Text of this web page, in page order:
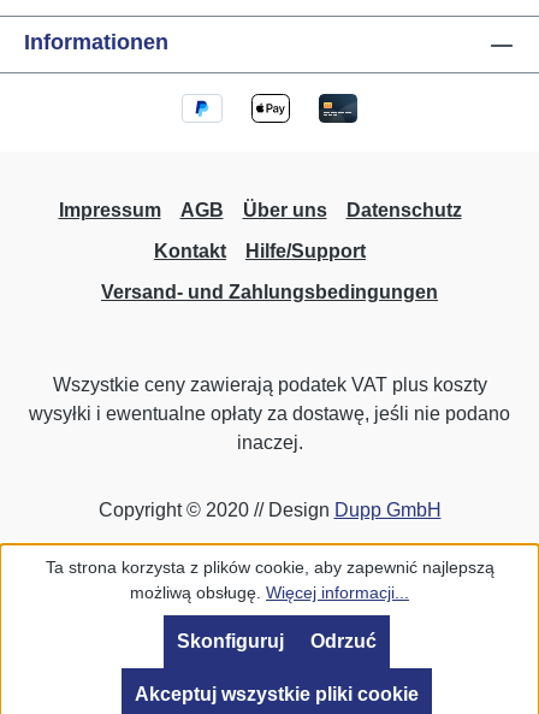
Informationen
Impressum AGB Über uns
Datenschutz
Kontakt
Hilfe/Support
Versand- und Zahlungsbedingungen
Wszystkie ceny zawierają podatek VAT plus koszty
wysyłki i ewentualne opłaty za dostawę, jeśli nie podano
inaczej.
Copyright © 2020 // Design Dupp GmbH
Ta strona korzysta z plików cookie, aby zapewnić najlepszą
możliwą obsługę. Więcej informacji...
Odrzuć
Skonfiguruj
Akceptuj wszystkie pliki cookie